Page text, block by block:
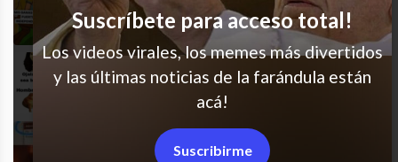
Mi mejor definición
Jajaja tremendo
¡Traición!
Suscríbete para acceso total!
Los videos virales, los memes más divertidos
y las últimas noticias de la farándula están
acá!
Suscribirme